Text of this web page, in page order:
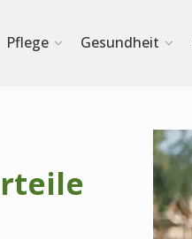
Pflege Gesundheit